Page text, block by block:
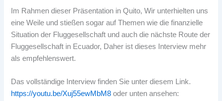
Im Rahmen dieser Präsentation in Quito, Wir unterhielten uns
eine Weile und stießen sogar auf Themen wie die finanzielle
Situation der Fluggesellschaft und auch die nächste Route der
Fluggesellschaft in Ecuador, Daher ist dieses Interview mehr
als empfehlenswert.
Das vollständige Interview finden Sie unter diesem Link.
https://youtu.be/Xuj55ewMbM8 oder unten ansehen: